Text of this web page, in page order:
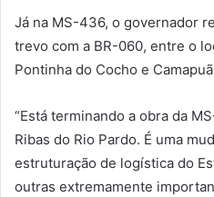
Já na MS-436, o governador
trevo com a BR-060, entre o
Pontinha do Cocho e
“Está terminando a obra da
Ribas do Rio Pardo. É uma
estruturação de logística do
outras extremamente